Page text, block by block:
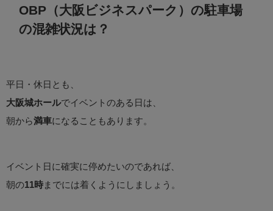
OBP（大阪ビジネスパーク）の駐車場
の混雑状況は？
平日・休日とも、
大阪城ホールでイベントのある日は、
朝から満車になることもあります。
イベント日に確実に停めたいのであれば、
朝の11時 までには着くようにしましょう。